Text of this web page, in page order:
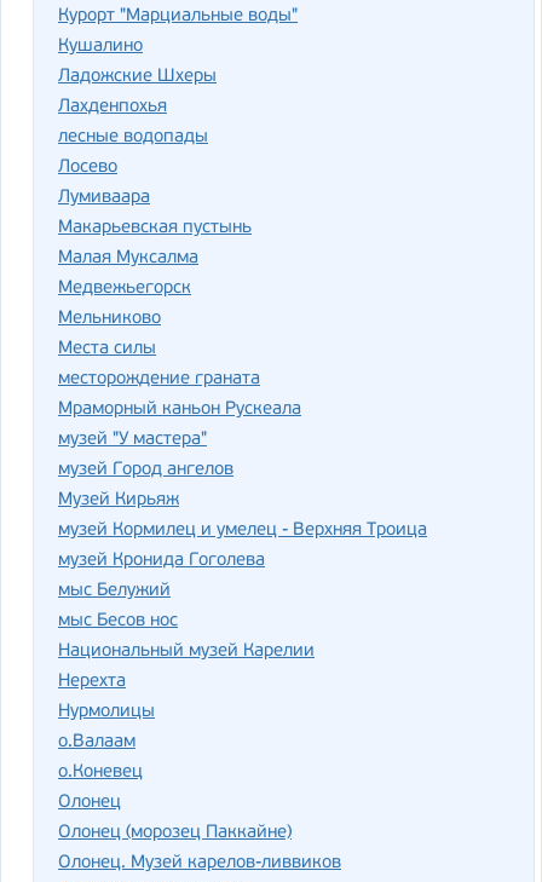
Курорт "Марциальные воды"
Кушалино
Ладожские Шхеры
Лахденпохья
лесные водопады
Лосево
Лумиваара
Макарьевская пустынь
Малая Муксалма
Медвежьегорск
Мельниково
Места силы
месторождение граната
Мраморный каньон Рускеала
музей "У мастера"
музей Город ангелов
Музей Кирьяж
музей Кормилец и умелец - Верхняя Троица
музей Кронида Гоголева
мыс Белужий
мыс Бесов нос
Национальный музей Карелии
Нерехта
Нурмолицы
о.Валаам
о.Коневец
Олонец
Олонец (морозец Паккайне)
Олонец. Музей карелов-ливвиков